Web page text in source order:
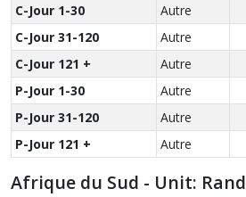
C-Jour 1-30
Autre
C-Jour 31-120
Autre
C-Jour 121 +
Autre
P-Jour 1-30
Autre
P-Jour 31-120
Autre
P-Jour 121 +
Autre
Afrique du Sud - Unit: Rand